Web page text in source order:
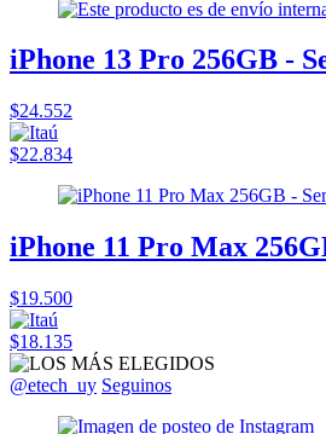
iPhone 13 Pro 256GB -
$24.552
$22.834
iPhone 11 Pro Max
$19.500
$18.135
@etech_uy Seguinos